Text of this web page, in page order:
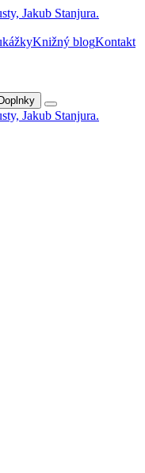
Knižný blogKontakt
Doplnky